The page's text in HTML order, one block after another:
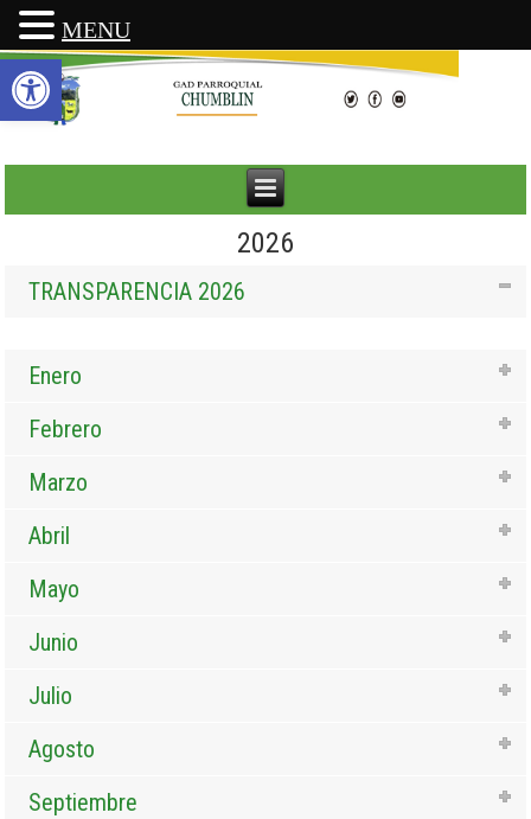
Abrir barra de herramientas
2026
TRANSPARENCIA 2026
Enero
Febrero
Marzo
Abril
Mayo
Junio
Julio
Agosto
Septiembre
MENU